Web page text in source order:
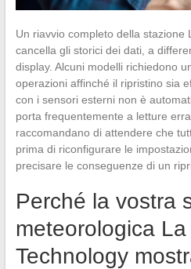
Un riavvio completo della stazione
cancella gli storici dei dati, a
display. Alcuni modelli richiedono
operazioni affinché il ripristino sia
con i sensori esterni non è
porta frequentemente a letture
raccomandano di attendere che
prima di riconfigurare le
precisare le conseguenze di un
Perché la vostra
meteorologica
Technology